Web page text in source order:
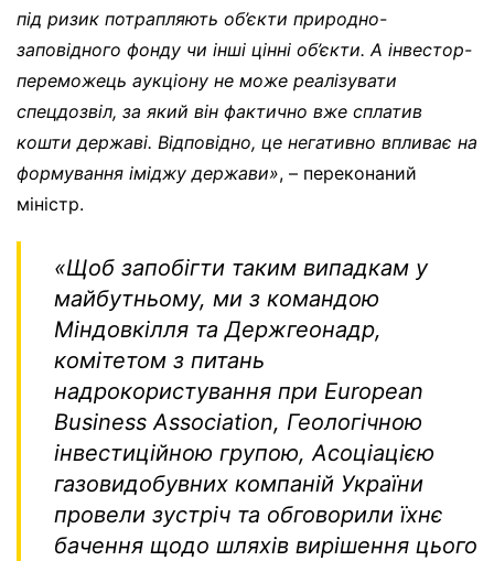
під ризик потрапляють об’єкти природно-
заповідного фонду чи інші цінні об’єкти. А інвестор-
переможець аукціону не може реалізувати
спецдозвіл, за який він фактично вже сплатив
кошти державі. Відповідно, це негативно впливає на
формування іміджу держави», – переконаний
міністр.
«Щоб запобігти таким випадкам у
майбутньому, ми з командою
Міндовкілля та Держгеонадр,
комітетом з питань
надрокористування при European
Business Association, Геологічною
інвестиційною групою, Асоціацією
газовидобувних компаній України
провели зустріч та обговорили їхнє
бачення щодо шляхів вирішення цього